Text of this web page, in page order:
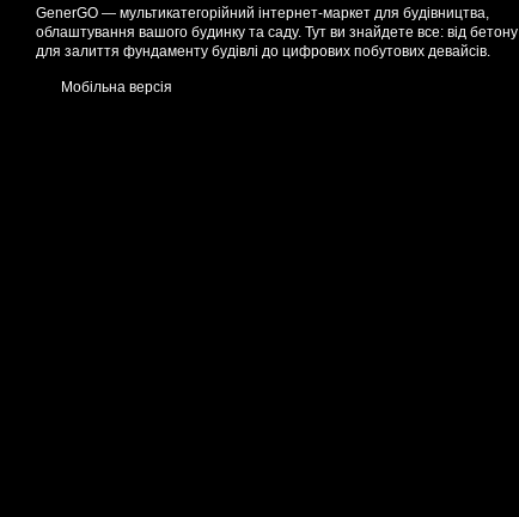
GenerGO — мультикатегорійний інтернет-маркет для будівництва,
облаштування вашого будинку та саду. Тут ви знайдете все: від бетону
для залиття фундаменту будівлі до цифрових побутових девайсів.
Мобільна версія